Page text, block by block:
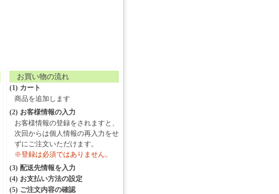
お買い物の流れ
(1) カート
商品を追加します
(2) お客様情報の入力
お客様情報の登録をされますと、
次回からは個人情報の再入力をせ
ずにご注文いただけます。
※登録は必須ではありません。
(3) 配送先情報を入力
(4) お支払い方法の設定
(5) ご注文内容の確認